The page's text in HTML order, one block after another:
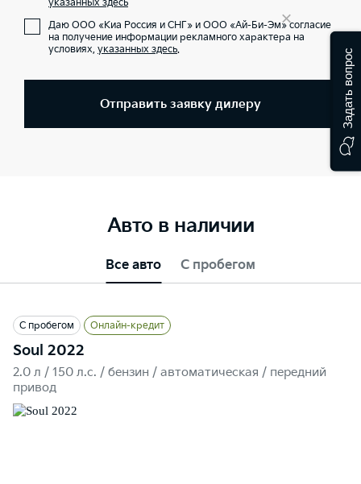
указанных здесь
Даю ООО «Киа Россия и СНГ» и ООО «Ай-Би-Эм» согласие
на получение информации рекламного характера на
условиях, указанных здесь.
Отправить заявку дилеру
Авто в наличии
Все авто С пробегом
С пробегом Онлайн-кредит
Soul 2022
2.0 л / 150 л.c. / бензин / автоматическая / передний
привод
Задать вопрос
×